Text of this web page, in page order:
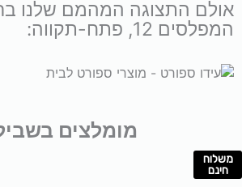
אולם התצוגה המהמם שלנו
המפלסים 12, פתח-תקווה:
מומלצים
משלוח
חינם